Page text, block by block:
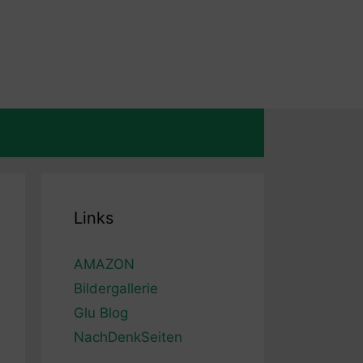
Links
AMAZON
Bildergallerie
Glu Blog
NachDenkSeiten